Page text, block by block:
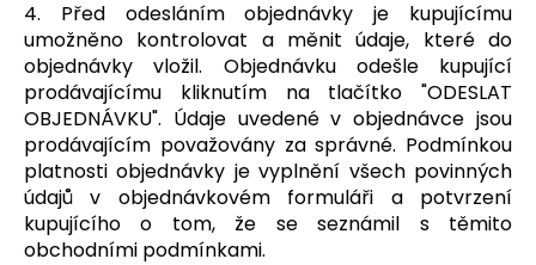
4. Před odesláním objednávky je kupujícímu
umožněno kontrolovat a měnit údaje, které do
objednávky vložil. Objednávku odešle kupující
prodávajícímu kliknutím na tlačítko "ODESLAT
OBJEDNÁVKU". Údaje uvedené v objednávce jsou
prodávajícím považovány za správné. Podmínkou
platnosti objednávky je vyplnění všech povinných
údajů v objednávkovém formuláři a potvrzení
kupujícího o tom, že se seznámil s těmito
obchodními podmínkami.